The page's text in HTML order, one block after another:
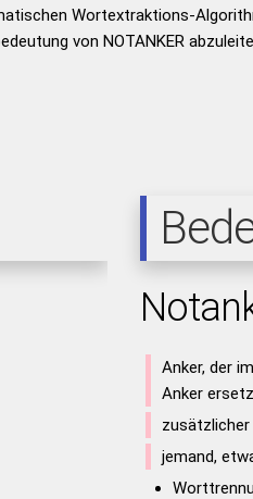
Wortextraktions-
von NOTANKER
Anker, der
Anker
zusätzlicher
jemand,